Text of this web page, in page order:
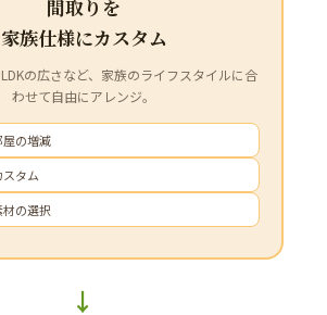
間取りを
家族仕様にカスタム
の広さなど、家族のライフスタイルに合
わせて自由にアレンジ。
の増減
タム
の選択
→